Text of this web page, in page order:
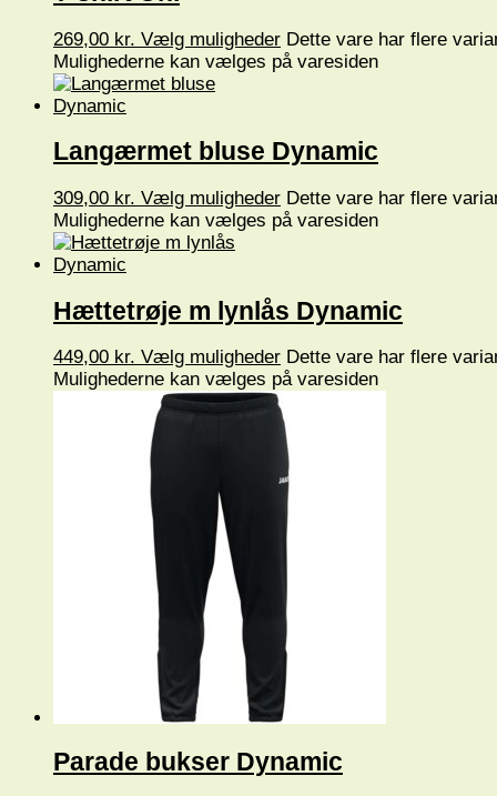
269,00 kr. Vælg muligheder Dette vare har flere
Mulighederne kan vælges på varesiden
Langærmet bluse Dynamic
309,00 kr. Vælg muligheder Dette vare har flere
Mulighederne kan vælges på varesiden
Hættetrøje m lynlås Dynamic
449,00 kr. Vælg muligheder Dette vare har flere
Mulighederne kan vælges på varesiden
Parade bukser Dynamic